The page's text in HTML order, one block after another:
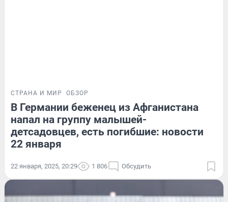
СТРАНА И МИР ОБЗОР
В Германии беженец из Афганистана
напал на группу малышей-
детсадовцев, есть погибшие: новости
22 января
22 января, 2025, 20:29 1 806 Обсудить